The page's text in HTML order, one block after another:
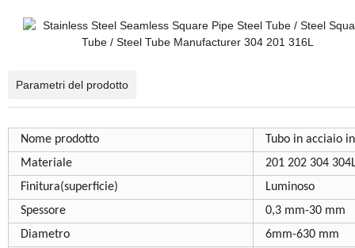
Parametri del prodotto
Nome prodotto
Tubo in acciaio
Materiale
201 202 304
Finitura(superficie)
Luminoso
Spessore
0,3 mm-30 mm
Diametro
6mm-630 mm